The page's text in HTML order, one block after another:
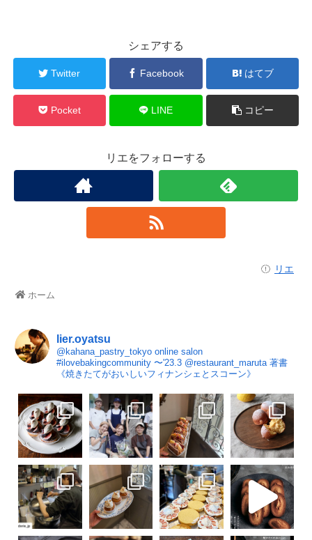
シェアする
Twitter Facebook はてブ
Pocket LINE コピー
リエをフォローする
リエ
ホーム
lier.oyatsu
@kahana_pastry_tokyo online salon
#ilovebakingcommunity 〜'23.3 @restaurant_maruta 著書
《焼きたてがおいしいフィナンシェとスコーン》